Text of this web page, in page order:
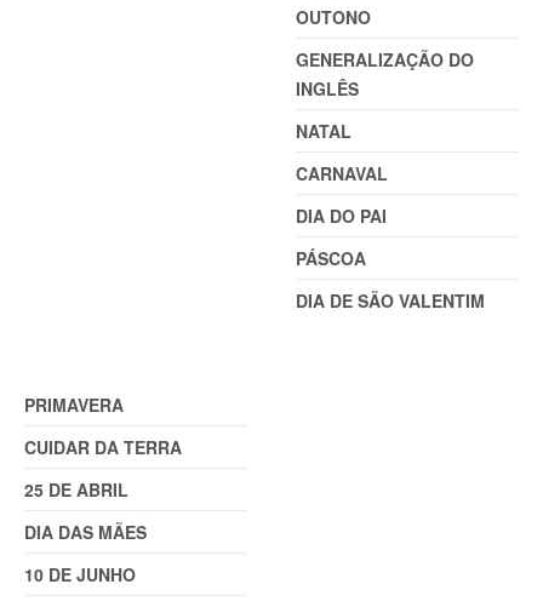
OUTONO
GENERALIZAÇÃO DO
INGLÊS
NATAL
CARNAVAL
DIA DO PAI
PÁSCOA
DIA DE SÃO VALENTIM
PRIMAVERA
CUIDAR DA TERRA
25 DE ABRIL
DIA DAS MÃES
10 DE JUNHO